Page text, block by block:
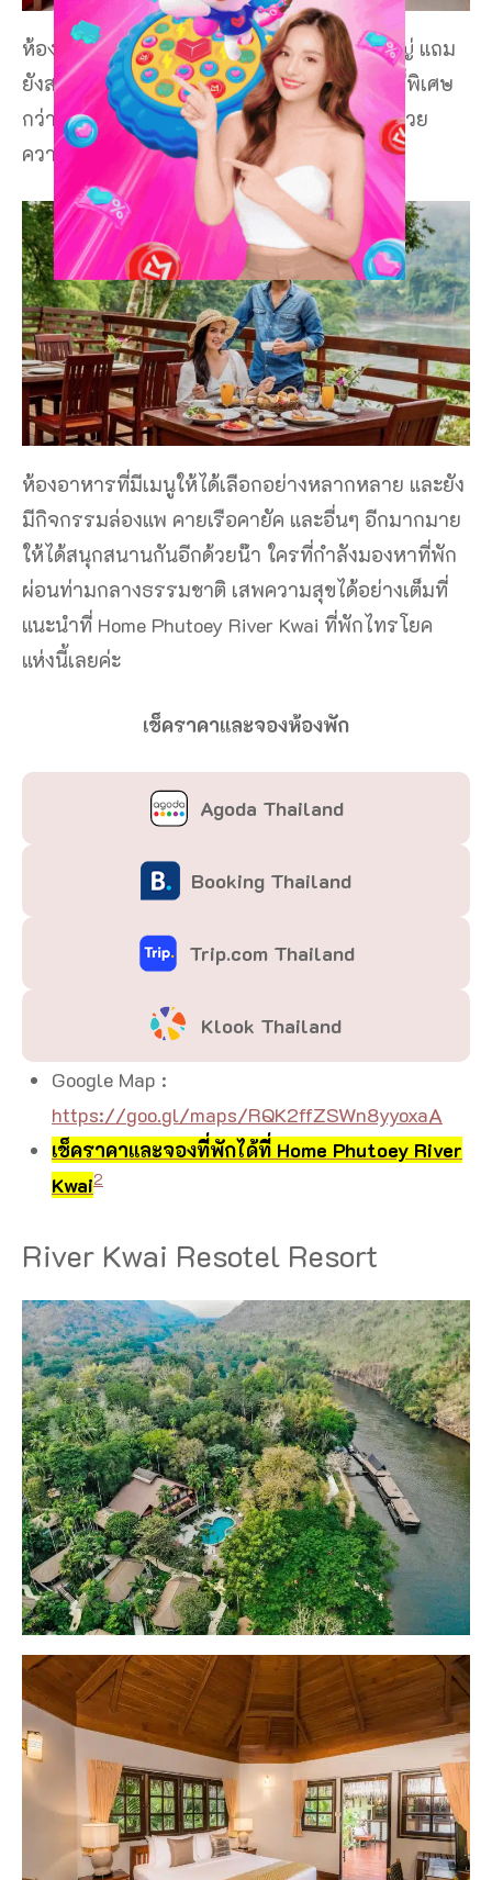
ห้องพักที่มาพร้อม อ่างออนเซ็นส่วนตัวขาดใหญ่ แถม
ยังสามารถมองเห็นวิวทิวเขาและแม่น้ำ ในมุมที่พิเศษ
กว่าที่ไหนๆ อีกด้วย นอกจากนี้ที่พักยังมีสิ่งอำนวย
ความสะดวกครบ ทั้งสระว่ายน้ำขนาดใหญ่
ห้องอาหารที่มีเมนูให้ได้เลือกอย่างหลากหลาย และยัง
มีกิจกรรมล่องแพ คายเรือคายัค และอื่นๆ อีกมากมาย
ให้ได้สนุกสนานกันอีกด้วยน๊า ใครที่กำลังมองหาที่พัก
ผ่อนท่ามกลางธรรมชาติ เสพความสุขได้อย่างเต็มที่
แนะนำที่ Home Phutoey River Kwai ที่พักไทรโยค
แห่งนี้เลยค่ะ
เช็คราคาและจองห้องพัก
Agoda Thailand
Booking Thailand
Trip.com Thailand
Klook Thailand
Google Map :
https://goo.gl/maps/RQK2ffZSWn8yyoxaA
เช็คราคาและจองที่พักได้ที่ Home Phutoey River
Kwai2
River Kwai Resotel Resort